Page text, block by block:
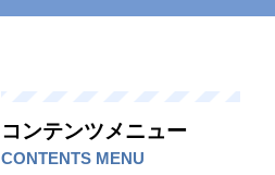
コンテンツメニュー
CONTENTS MENU